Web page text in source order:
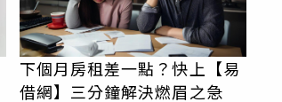
下個月房租差一點？快上【易
借網】三分鐘解決燃眉之急